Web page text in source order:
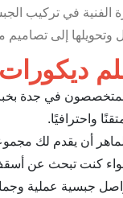
الفنية في تركيب
إلى تصاميم
في جدة
واحترافيًا.
أن يقدم لك
كنت تبحث عن
جبسية عملية